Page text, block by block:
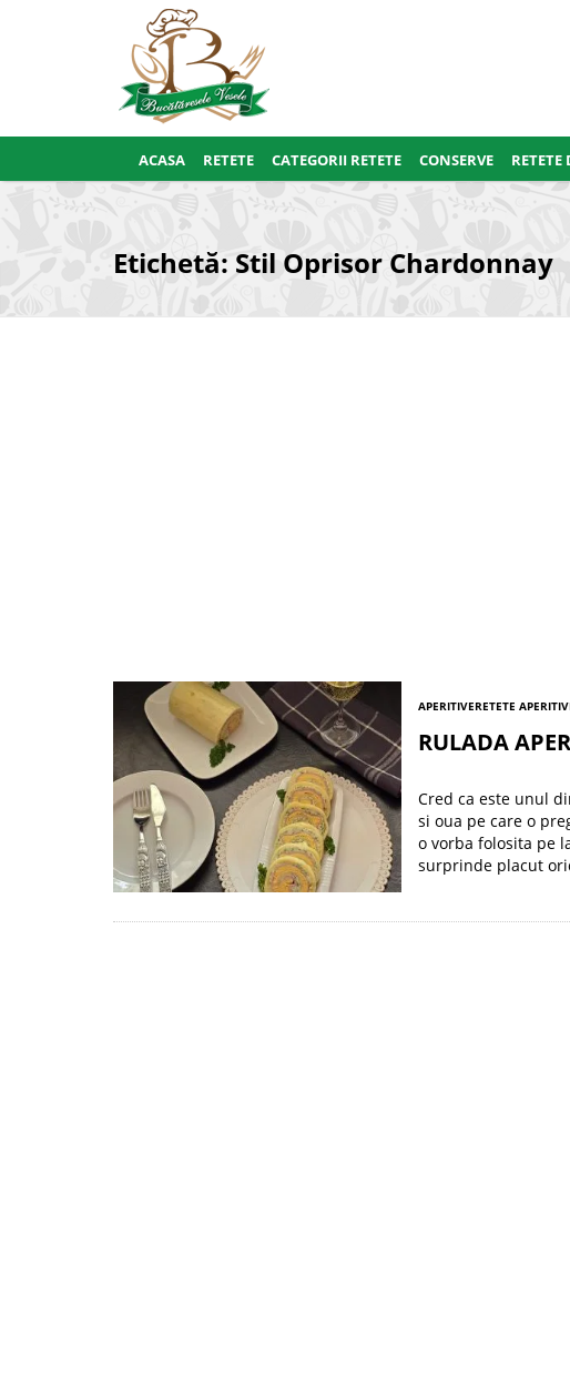
ACASA RETETE CATEGORII RETETE CONSERVE RETETE
Etichetă: Stil Oprisor Chardonnay
APERITIVERETETE
RULADA
Cred ca este unul
si oua pe care o
o vorba folosita pe
surprinde placut